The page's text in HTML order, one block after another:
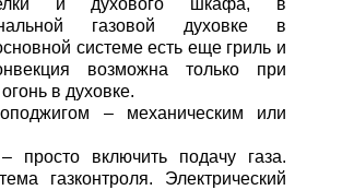
и духового шкафа, в
газовой духовке в
системе есть еще гриль и
возможна только при
в духовке.
– механическим или
включить подачу газа.
газконтроля. Электрический